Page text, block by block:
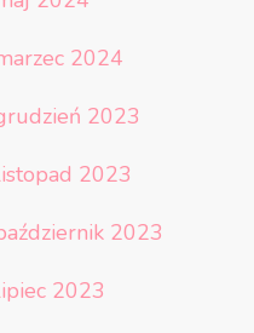
2024
2023
2023
2023
2023